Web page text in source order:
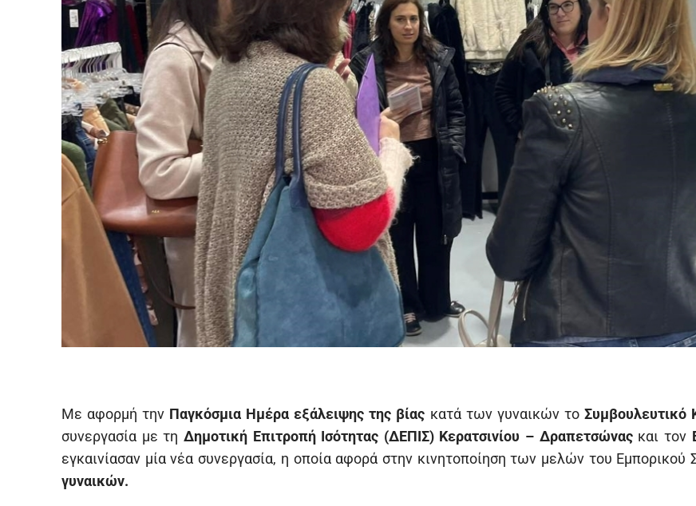
Με αφορμή την Παγκόσμια Ημέρα εξάλειψης της βίας κατά των γυναικών τοΣυμβουλευτικό
συνεργασία με τη Δημοτική Επιτροπή Ισότητας (ΔΕΠΙΣ) Κερατσινίου – Δραπετσώναςκαι τον
εγκαινίασαν μία νέα συνεργασία, η οποία αφορά στην κινητοποίηση των μελών του Εμπορικού
γυναικών.